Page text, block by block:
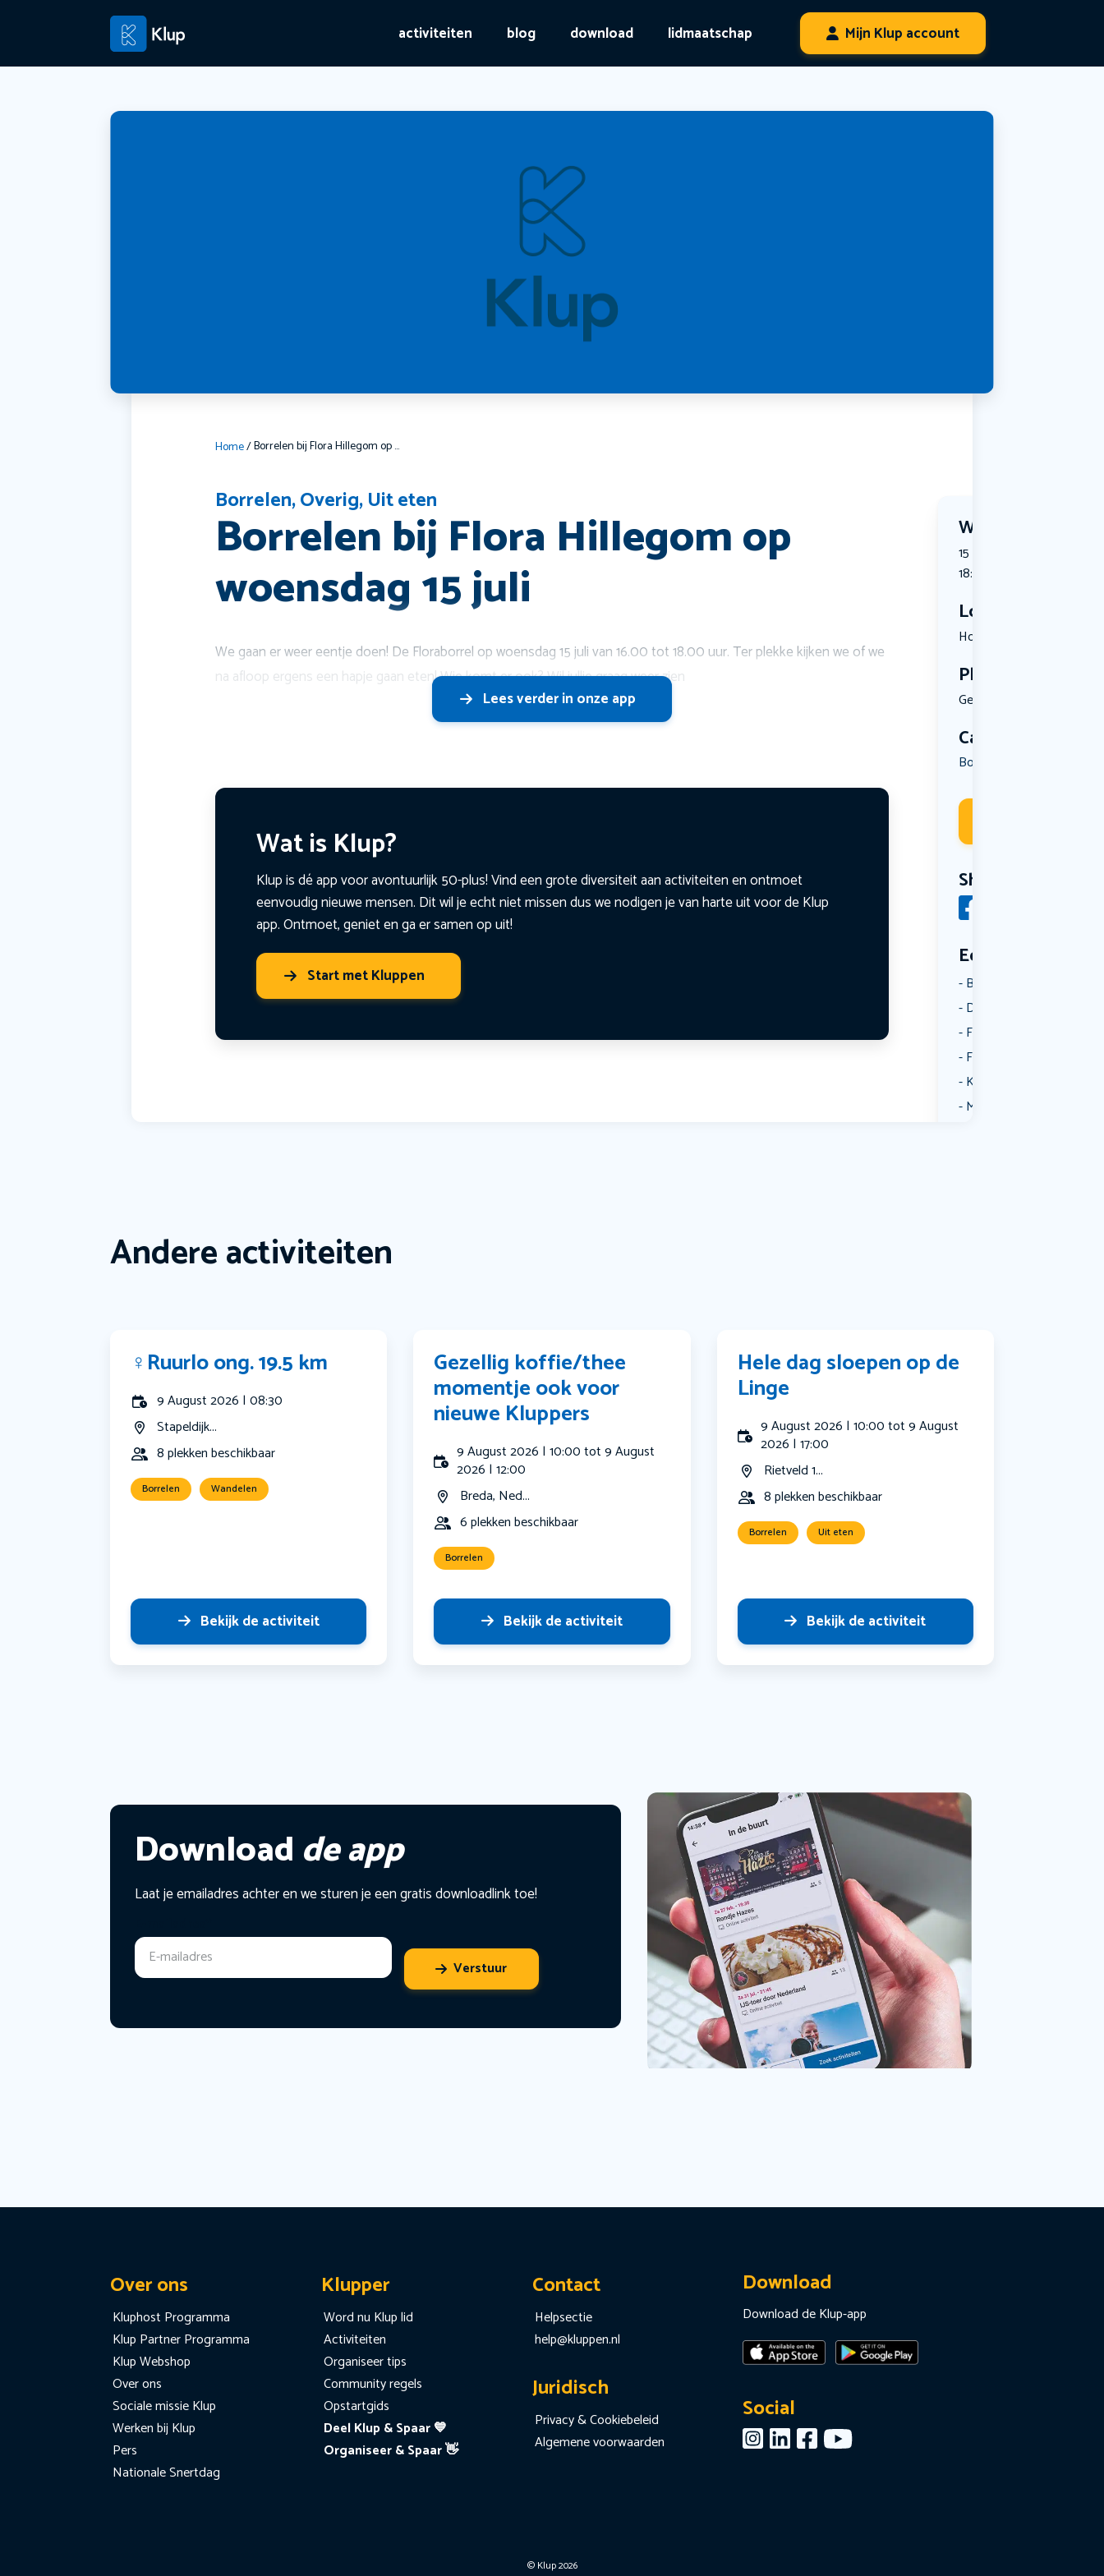
activiteiten blog download lidmaatschap Mijn Klup account
Home/ Borrelen bij Flora Hillegom op woensdag 15 juli
Borrelen,Overig,Uit eten
Borrelen bij Flora Hillegom op
woensdag 15 juli
Wanneer?
15 July 2026 | 16:00 tot 15
18:00
Locatie
Hoofdstraa...
Plekken
Geen limiet
Categorie
Borrelen
Share
Een aantal
Borrelen
Dansen
Fietsen
Film
Kunst & Cultuur
Muziek
We gaan er weer eentje doen! De Floraborrel op woensdag 15 juli van 16.00 tot 18.00 uur. Ter plekke kijken we of we
na afloop ergens een hapje gaan eten! Wie komt er ook? Wil jullie graag weer zien
Lees verder in onze app
Wat is Klup?
Klup is dé app voor avontuurlijk 50-plus! Vind een grote diversiteit aan activiteiten en ontmoet
eenvoudig nieuwe mensen. Dit wil je echt niet missen dus we nodigen je van harte uit voor de Klup
app. Ontmoet, geniet en ga er samen op uit!
Start met Kluppen
Andere activiteiten
‍♀️Ruurlo ong. 19.5 km
9 August 2026 | 08:30
Stapeldijk...
8 plekken beschikbaar
Borrelen Wandelen
Bekijk de activiteit
Gezellig koffie/thee
momentje ook voor
nieuwe Kluppers
9 August 2026 | 10:00 tot 9 August
2026 | 12:00
Breda, Ned...
6 plekken beschikbaar
Borrelen
Bekijk de activiteit
Hele dag sloepen op de
Linge
9 August 2026 | 10:00 tot 9 August
2026 | 17:00
Rietveld 1...
8 plekken beschikbaar
Borrelen Uit eten
Bekijk de activiteit
Download de app
Laat je emailadres achter en we sturen je een gratis downloadlink toe!
Verstuur
Over ons
Kluphost Programma
Klup Partner Programma
Klup Webshop
Over ons
Sociale missie Klup
Werken bij Klup
Pers
Nationale Snertdag
Klupper
Word nu Klup lid
Activiteiten
Organiseer tips
Community regels
Opstartgids
Deel Klup & Spaar 💙
Organiseer & Spaar 👋
Contact
Helpsectie
help@kluppen.nl
Juridisch
Privacy & Cookiebeleid
Algemene voorwaarden
Download
Download de Klup-app
Social
© Klup 2026